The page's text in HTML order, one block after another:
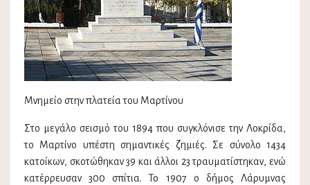
Μνημείο στην πλατεία του Μαρτίνου
Στο μεγάλο σεισμό του 1894 που συγκλόνισε την Λοκρίδα,
το Μαρτίνο υπέστη σημαντικές ζημιές. Σε σύνολο 1434
κατοίκων, σκοτώθηκαν 39 και άλλοι 23 τραυματίστηκαν, ενώ
κατέρρευσαν 300 σπίτια. Το 1907 ο δήμος Λάρυμνας